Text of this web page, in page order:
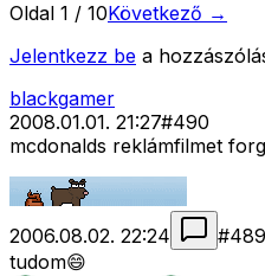
Oldal 1 / 10Következő →
Jelentkezz be a
blackgamer
2008.01.01. 21:27#490
mcdonalds reklámfilmet
2006.08.02. 22:24 #489
tudom😄